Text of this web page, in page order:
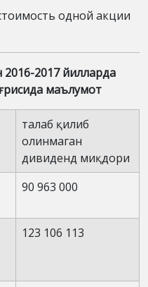
одной акции
2017 йилларда
маълумот
талаб қилиб
олинмаган
дивиденд миқдори
90 963 000
123 106 113